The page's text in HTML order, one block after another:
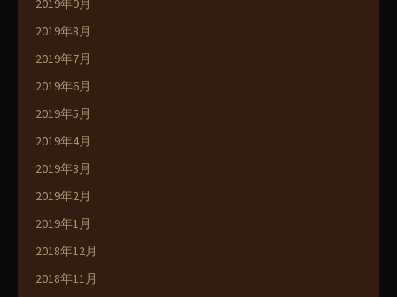
2019年9月
2019年8月
2019年7月
2019年6月
2019年5月
2019年4月
2019年3月
2019年2月
2019年1月
2018年12月
2018年11月